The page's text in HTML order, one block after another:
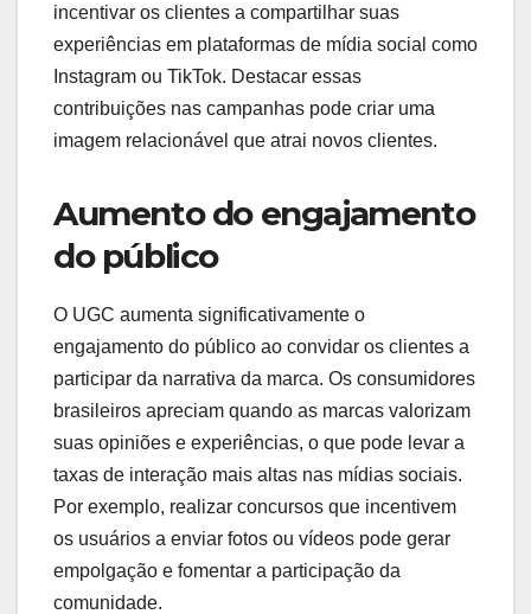
incentivar os clientes a compartilhar suas
experiências em plataformas de mídia social como
Instagram ou TikTok. Destacar essas
contribuições nas campanhas pode criar uma
imagem relacionável que atrai novos clientes.
Aumento do engajamento
do público
O UGC aumenta significativamente o
engajamento do público ao convidar os clientes a
participar da narrativa da marca. Os consumidores
brasileiros apreciam quando as marcas valorizam
suas opiniões e experiências, o que pode levar a
taxas de interação mais altas nas mídias sociais.
Por exemplo, realizar concursos que incentivem
os usuários a enviar fotos ou vídeos pode gerar
empolgação e fomentar a participação da
comunidade.